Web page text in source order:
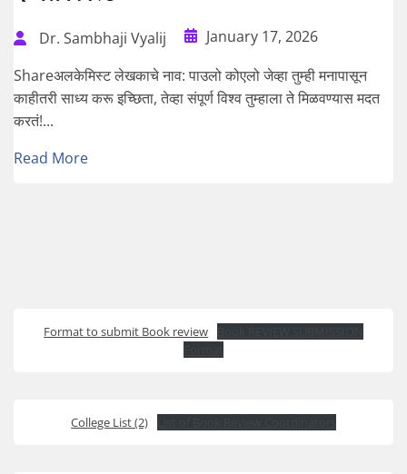
Dr. Sambhaji Vyalij
January 17, 2026
Shareअलकेमिस्ट लेखकाचे नाव: पाउलो कोएलो जेव्हा तुम्ही मनापासून
काहीतरी साध्य करू इच्छिता, तेव्हा संपूर्ण विश्व तुम्हाला ते मिळवण्यास मदत
करतं!...
Read More
Format to submit Book review
College List (2)